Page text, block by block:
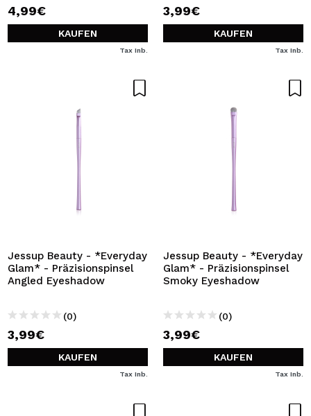
4,99€
KAUFEN
Tax Inb.
3,99€
KAUFEN
Tax Inb.
Jessup Beauty - *Everyday
Glam* - Präzisionspinsel
Angled Eyeshadow
(0)
3,99€
KAUFEN
Tax Inb.
Jessup Beauty - *Everyday
Glam* - Präzisionspinsel
Smoky Eyeshadow
(0)
3,99€
KAUFEN
Tax Inb.